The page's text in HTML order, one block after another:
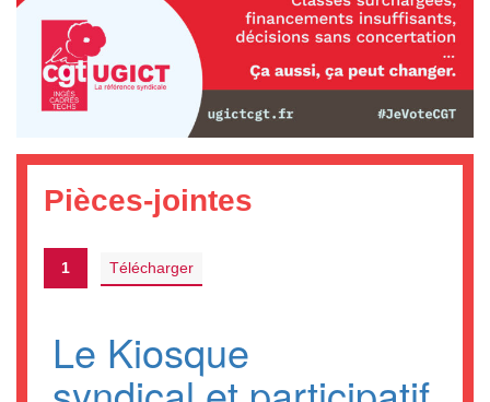
Pièces-jointes
1 Télécharger